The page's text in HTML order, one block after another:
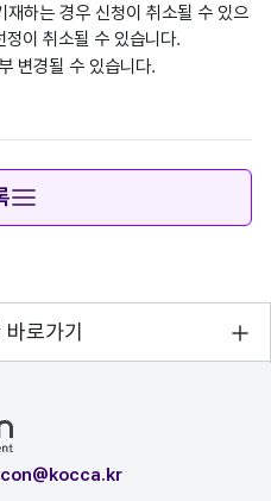
재하는 경우 신청이 취소될 수 있으
이 취소될 수 있습니다.
변경될 수 있습니다.
로가기